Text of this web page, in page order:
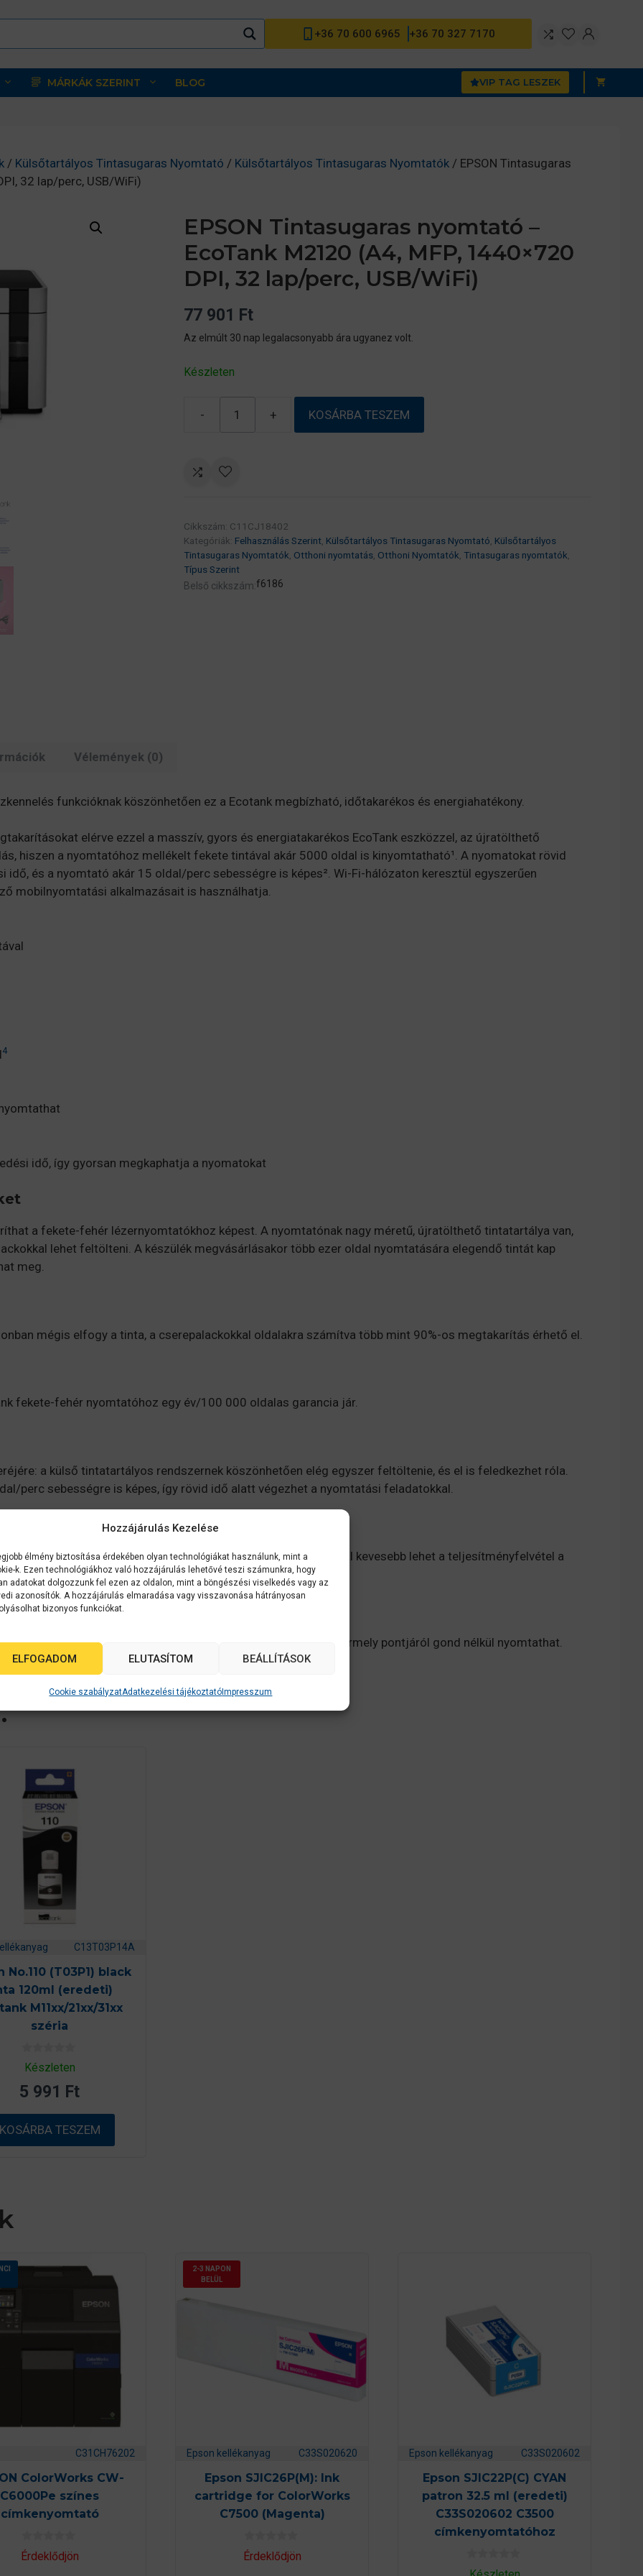
Hozzájárulás Kezelése
élmény biztosítása érdekében olyan technológiákat használunk, mint a
k. Ezen technológiákhoz való hozzájárulás lehetővé teszi számunkra, hogy
adatokat dolgozzunk fel ezen az oldalon, mint a böngészési viselkedés vagy az
azonosítók. A hozzájárulás elmaradása vagy visszavonása hátrányosan
bizonyos funkciókat.
ELFOGADOM ELUTASÍTOM BEÁLLÍTÁSOK
Cookie szabályzatAdatkezelési tájékoztató Impresszum
+36 70 600 6965 +36 70 327 7170
MÁRKÁK SZERINT BLOG VIP TAG LESZEK
/ Külsőtartályos Tintasugaras Nyomtató / Külsőtartályos Tintasugaras Nyomtatók / EPSON Tintasugaras
32 lap/perc, USB/WiFi)
EPSON Tintasugaras nyomtató –
EcoTank M2120 (A4, MFP, 1440×720
DPI, 32 lap/perc, USB/WiFi)
77 901 Ft
Az elmúlt 30 nap legalacsonyabb ára ugyanez volt.
Készleten
-
(A4,
MFP,
1440×720
DPI,
+ KOSÁRBA TESZEM
Cikkszám: C11CJ18402
Kategóriák: Felhasználás Szerint, Külsőtartályos Tintasugaras Nyomtató, Külsőtartályos
Tintasugaras Nyomtatók, Otthoni nyomtatás, Otthoni Nyomtatók, Tintasugaras nyomtatók,
Típus Szerint
Belső cikkszám:f6186
Vélemények (0)
funkcióknak köszönhetően ez a Ecotank megbízható, időtakarékos és energiahatékony.
elérve ezzel a masszív, gyors és energiatakarékos EcoTank eszközzel, az újratölthető
hiszen a nyomtatóhoz mellékelt fekete tintával akár 5000 oldal is kinyomtatható¹. A nyomatokat rövid
idő, és a nyomtató akár 15 oldal/perc sebességre is képes². Wi-Fi-hálózaton keresztül egyszerűen
mobilnyomtatási alkalmazásait is használhatja.
4
idő, így gyorsan megkaphatja a nyomatokat
a fekete-fehér lézernyomtatókhoz képest. A nyomtatónak nagy méretű, újratölthető tintatartálya van,
lehet feltölteni. A készülék megvásárlásakor több ezer oldal nyomtatására elegendő tintát kap
meg.
mégis elfogy a tinta, a cserepalackokkal oldalakra számítva több mint 90%-os megtakarítás érhető el.
fekete-fehér nyomtatóhoz egy év/100 000 oldalas garancia jár.
a külső tintatartályos rendszernek köszönhetően elég egyszer feltöltenie, és el is feledkezhet róla.
perc sebességre is képes, így rövid idő alatt végezhet a nyomtatási feladatokkal.
költségeket a fekete-fehér EcoTank nyomtatóval. Akár 95%-kal kevesebb lehet a teljesítményfelvétel a
mobilnyomtatási alkalmazásainak köszönhetően az iroda bármely pontjáról gond nélkül nyomtathat.
C13T03P14A
No.110 (T03P1) black
120ml (eredeti)
M11xx/21xx/31xx
széria
0
a
5
b
ő
l
Készleten
5 991 Ft
KOSÁRBA TESZEM
C31CH76202
ColorWorks CW-
C6000Pe színes
címkenyomtató
0
a
Érdeklődjön
2-3 NAPON
BELÜL
Epson kellékanyag C33S020620
Epson SJIC26P(M): Ink
cartridge for ColorWorks
C7500 (Magenta)
0
a
Érdeklődjön
Epson kellékanyag C33S020602
Epson SJIC22P(C) CYAN
patron 32.5 ml (eredeti)
C33S020602 C3500
címkenyomtatóhoz
0